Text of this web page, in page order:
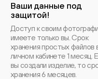
Ваши данные под
защитой!
Доступ к своим
имеете только вы. Срок
хранения простых файлов
личном кабинете 1 месяц.
вы создали изделие, то
хранения 6 месяцев.